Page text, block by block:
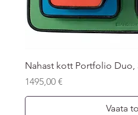
Nahast kott Portfolio Duo,
Price
1495,00 €
Vaata